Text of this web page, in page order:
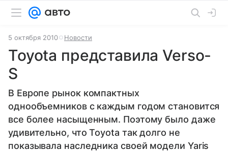
5 октября 2010 Новости
Toyota представила Verso-
S
В Европе рынок компактных
однообъемников с каждым годом становится
все более насыщенным. Поэтому было даже
удивительно, что Toyota так долго не
показывала наследника своей модели Yaris